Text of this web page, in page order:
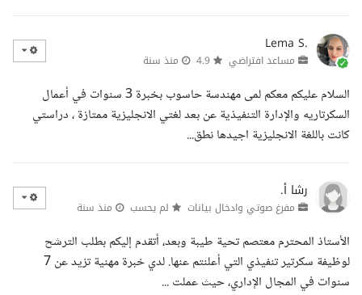
Lema S.
مساعد افتراضي منذ سنة
السلام عليكم معكم لمى مهندسة حاسوب بخبرة 3 سنوات في أعمال
السكرتاريه والإدارة التنفيذية عن بعد لغتي الانجليزية ممتازة ، دراستي
كانت باللغة الانجليزية اجيدها نطق...
رشا أ.
مفرغ صوتي وادخال بيانات لم يحسب منذ سنة
الأستاذ المحترم معتصم تحية طيبة وبعد، أتقدم إليكم بطلب الترشح
لوظيفة سكرتير تنفيذي التي أعلنتم عنها. لدي خبرة مهنية تزيد عن 7
سنوات في المجال الإداري، حيث عملت ...